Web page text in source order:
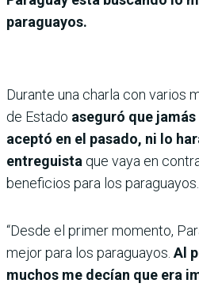
paraguayos.
Durante una charla con varios
de Estado aseguró que
aceptó en el pasado, ni lo
entreguista que vaya en
beneficios para los paraguayos.
“Desde el primer momento,
mejor para los paraguayos. Al
muchos me decían que era